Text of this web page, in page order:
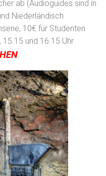
ab (Audioguides sind in
Niederländisch
10€ für Studenten
15.15 und 16.15 Uhr